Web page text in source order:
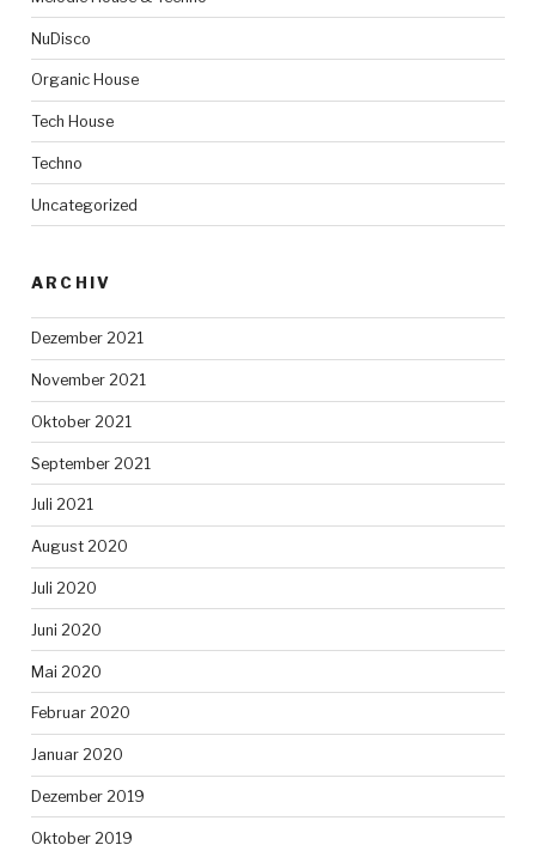
NuDisco
Organic House
Tech House
Techno
Uncategorized
ARCHIV
Dezember 2021
November 2021
Oktober 2021
September 2021
Juli 2021
August 2020
Juli 2020
Juni 2020
Mai 2020
Februar 2020
Januar 2020
Dezember 2019
Oktober 2019